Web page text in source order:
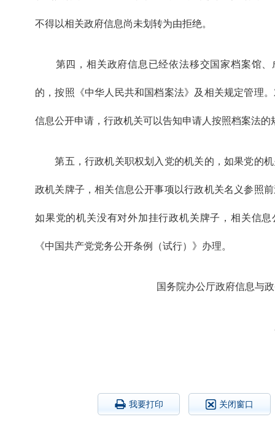
不得以相关政府信息尚未划转为由拒绝。
第四，相关政府信息已经依法移交国家档案馆、
的，按照《中华人民共和国档案法》及相关规定管理
信息公开申请，行政机关可以告知申请人按照档案法的
第五，行政机关职权划入党的机关的，如果党的机
政机关牌子，相关信息公开事项以行政机关名义参照
如果党的机关没有对外加挂行政机关牌子，相关信息
《中国共产党党务公开条例（试行）》办理。
国务院办公厅政府信息与政
我要打印 关闭窗口